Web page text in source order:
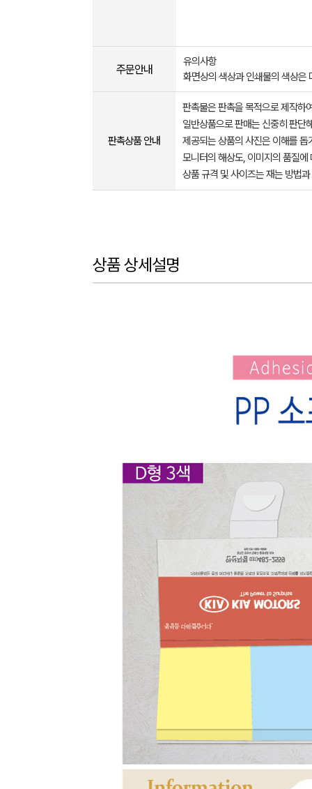
주문안내
유의사항
화면상의 색상과 인쇄물의 색상은
판촉상품 안내
판촉물은 판촉을 목적으로 제작하
일반상품으로 판매는 신중히 판단
제공되는 상품의 사진은 이해를
모니터의 해상도, 이미지의 품질
상품 규격 및 사이즈는 재는 방법
상품 상세설명